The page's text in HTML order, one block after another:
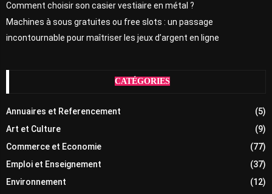
Comment choisir son casier vestiaire en métal ?
Machines à sous gratuites ou free slots : un passage
incontournable pour maîtriser les jeux d’argent en ligne
CATÉGORIES
Annuaires et Referencement
(5)
Art et Culture
(9)
Commerce et Economie
(77)
Emploi et Enseignement
(37)
Environnement
(12)